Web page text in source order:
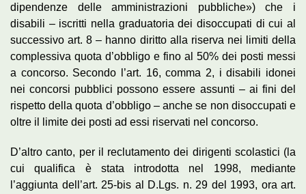
dipendenze delle amministrazioni pubbliche») che i
disabili – iscritti nella graduatoria dei disoccupati di cui al
successivo art. 8 – hanno diritto alla riserva nei limiti della
complessiva quota d’obbligo e fino al 50% dei posti messi
a concorso. Secondo l’art. 16, comma 2, i disabili idonei
nei concorsi pubblici possono essere assunti – ai fini del
rispetto della quota d’obbligo – anche se non disoccupati e
oltre il limite dei posti ad essi riservati nel concorso.
D’altro canto, per il reclutamento dei dirigenti scolastici (la
cui qualifica è stata introdotta nel 1998, mediante
l’aggiunta dell’art. 25-bis al D.Lgs. n. 29 del 1993, ora art.